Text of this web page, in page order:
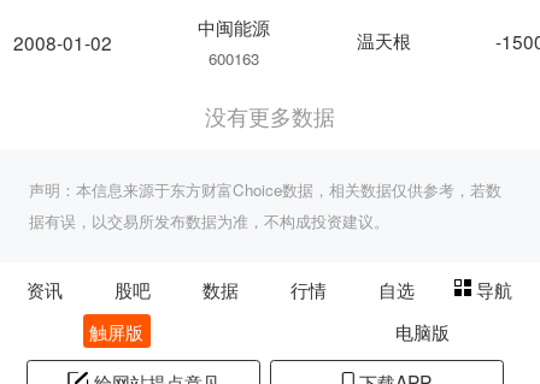
2008-01-02
中闽能源
600163
温天根 -
没有更多数据
声明：本信息来源于东方财富Choice数据，相关数据仅供参考，若数
据有误，以交易所发布数据为准，不构成投资建议。
资讯 股吧 数据 行情 自选
导航
触屏版
电脑版